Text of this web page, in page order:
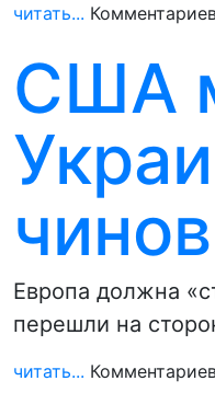
читать...
США
Европа должна
перешли на
читать...